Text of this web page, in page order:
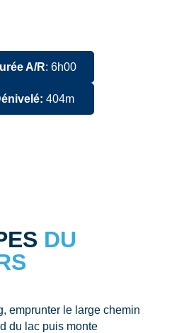
A/R: 6h00
404m
DU
emprunter le large chemin
du lac puis monte